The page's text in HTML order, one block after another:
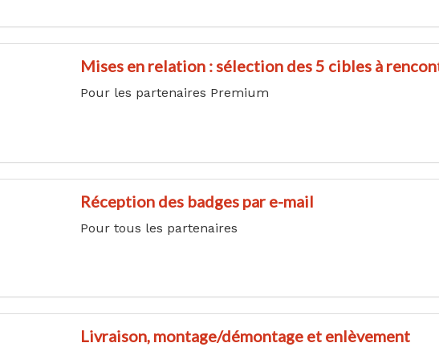
Mises en relation : sélection des 5 cibles à
Pour les partenaires Premium
Réception des badges par e-mail
Pour tous les partenaires
Livraison, montage/démontage et enlèvement